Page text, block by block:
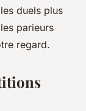
duels plus
parieurs
regard.